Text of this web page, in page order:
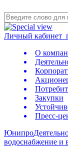
Личный кабинет
О
Закупки
Пресс-
Юнипро
водоснабжение и